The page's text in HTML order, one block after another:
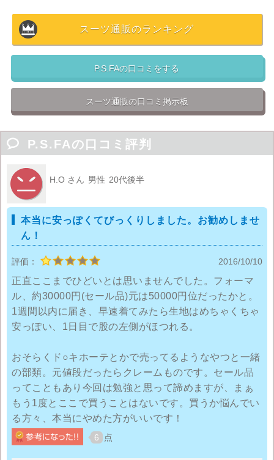
そして ネットのみのアウトレット商品は必見です。
引き率が50%以上のスーツもありお得にP.S.FAのスーツ
スーツ通販のランキング
P.S.FAの口コミをする
スーツ通販の口コミ掲示板
 P.S.FAの口コミ評判
H.O さん 男性 20代後半
本当に安っぽくてびっくりしました。お勧めしませ
ん！
評価： 2016/10/10
正直ここまでひどいとは思いませんでした。フォーマ
ル、約30000円(セール品)元は50000円位だったかと。
1週間以内に届き、早速着てみたら生地はめちゃくちゃ
安っぽい、1日目で股の左側がほつれる。
おそらくド○キホーテとかで売ってるようなやつと一緒
の部類。元値段だったらクレームものです。セール品
ってこともあり今回は勉強と思って諦めますが、まぁ
もう1度とここで買うことはないです。買うか悩んでい
る方々、本当にやめた方がいいです！
6 点